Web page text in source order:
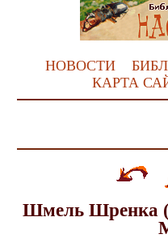
НОВОСТИ
КАРТА
Шмель Шренка